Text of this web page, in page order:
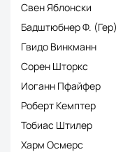
Свен Яблонски
Бадштюбнер Ф. (Гер)
Гвидо Винкманн
Сорен Шторкс
Иоганн Пфайфер
Роберт Кемптер
Тобиас Штилер
Харм Осмерс